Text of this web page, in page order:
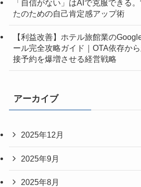
「自信がない」はAIで克服できる
たのための自己肯定感アップ術
【利益改善】ホテル旅館業の
ール完全攻略ガイド｜OTA依存か
接予約を爆増させる経営戦略
アーカイブ
2025年12月
2025年9月
2025年8月